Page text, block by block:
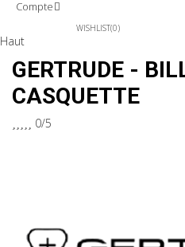
Compte
WISHLIST 0
Haut
GERTRUDE -
CASQUETTE
0/5